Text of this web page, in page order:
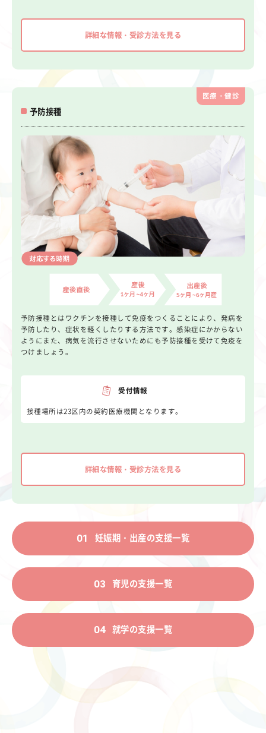
詳細な情報・受診方法を見る
予防接種
医療・健診
予防接種とはワクチンを接種して免疫をつくることにより、発病を
予防したり、症状を軽くしたりする方法です。感染症にかからない
ようにまた、病気を流行させないためにも予防接種を受けて免疫を
つけましょう。
受付情報
接種場所は23区内の契約医療機関となります。
詳細な情報・受診方法を見る
01 妊娠期・出産の支援一覧
03 育児の支援一覧
04 就学の支援一覧